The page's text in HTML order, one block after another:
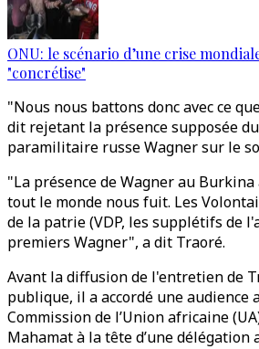
ONU: le scénario d’une crise
"concrétise"
"Nous nous battons donc avec ce
dit rejetant la présence supposée
paramilitaire russe Wagner sur le
"La présence de Wagner au
tout le monde nous fuit. Les
de la patrie (VDP, les supplétifs de
premiers Wagner", a dit Traoré.
Avant la diffusion de l'entretien de
publique, il a accordé une audience
Commission de l’Union africaine
Mahamat à la tête d’une délégation